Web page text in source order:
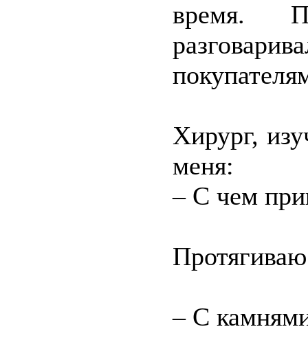
время.
Хирург,
меня:
– С чем
– С